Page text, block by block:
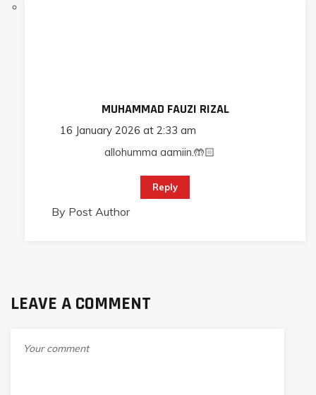
MUHAMMAD FAUZI RIZAL
16 January 2026 at 2:33 am
allohumma aamiin.🤲🏻
Reply
By Post Author
LEAVE A COMMENT